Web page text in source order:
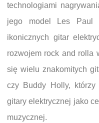
technologiami
jego model Les Paul
ikonicznych gitar
rozwojem rock and rolla
się wielu znakomitych
czy Buddy Holly,
gitary elektrycznej jako
muzycznej.